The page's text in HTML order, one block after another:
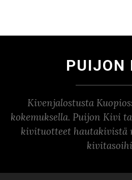
PUIJON
Kivenjalostusta
kokemuksella. Puijon Kivi
kivituotteet hautakivistä